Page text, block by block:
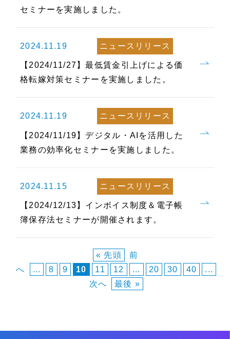
セミナーを実施しました。
2024.11.19 ニュースリリース
【2024/11/27】最低賃金引上げによる価
格転嫁対策セミナーを実施しました。
2024.11.19 ニュースリリース
【2024/11/19】デジタル・AIを活用した
業務の効率化セミナーを実施しました。
2024.11.15 ニュースリリース
【2024/12/13】インボイス制度＆電子帳
簿保存法セミナーが開催されます。
« 先頭
前
へ
... 8 9 10 11 12 ... 20 30 40
...
次へ
最後 »